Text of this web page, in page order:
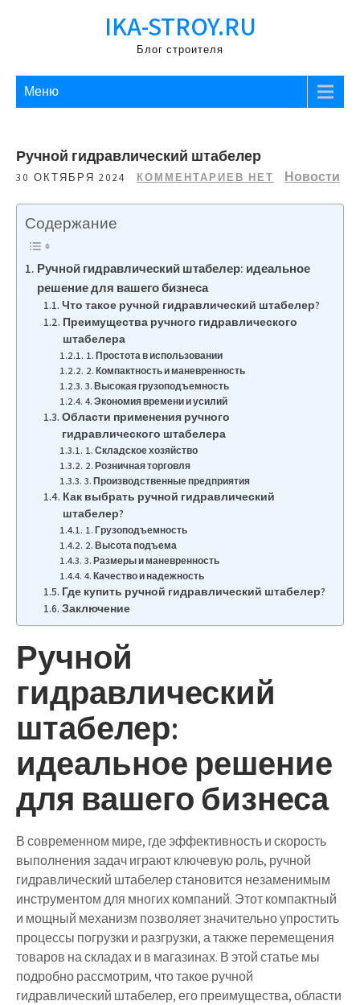
IKA-STROY.RU
Блог строителя
Меню
Ручной гидравлический штабелер
30 ОКТЯБРЯ 2024 КОММЕНТАРИЕВ НЕТ Новости
Содержание
Ручной гидравлический штабелер: идеальное
решение для вашего бизнеса
Что такое ручной гидравлический штабелер?
Преимущества ручного гидравлического
штабелера
1. Простота в использовании
2. Компактность и маневренность
3. Высокая грузоподъемность
4. Экономия времени и усилий
Области применения ручного
гидравлического штабелера
1. Складское хозяйство
2. Розничная торговля
3. Производственные предприятия
Как выбрать ручной гидравлический
штабелер?
1. Грузоподъемность
2. Высота подъема
3. Размеры и маневренность
4. Качество и надежность
Где купить ручной гидравлический штабелер?
Заключение
Ручной
гидравлический
штабелер:
идеальное решение
для вашего бизнеса
В современном мире, где эффективность и скорость
выполнения задач играют ключевую роль, ручной
гидравлический штабелер становится незаменимым
инструментом для многих компаний. Этот компактный
и мощный механизм позволяет значительно упростить
процессы погрузки и разгрузки, а также перемещения
товаров на складах и в магазинах. В этой статье мы
подробно рассмотрим, что такое ручной
гидравлический штабелер, его преимущества, области